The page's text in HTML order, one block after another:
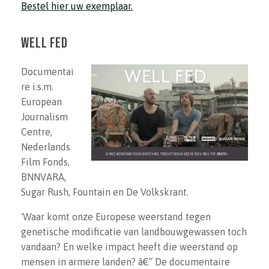
Bestel hier uw exemplaar.
Well Fed
Documentai
re i.s.m.
European
Journalism
Centre,
Nederlands
Film Fonds,
BNNVARA,
Sugar Rush, Fountain en De Volkskrant.
'Waar komt onze Europese weerstand tegen
genetische modificatie van landbouwgewassen toch
vandaan? En welke impact heeft die weerstand op
mensen in armere landen? â€“ De documentaire